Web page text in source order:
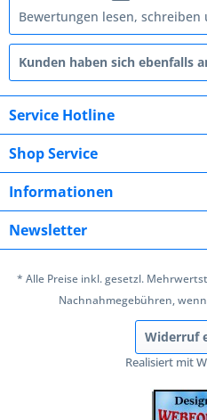
Bewertungen lesen,
Kunden haben sich ebenfalls
Service Hotline
Shop Service
Informationen
Newsletter
* Alle Preise inkl. gesetzl.
Nachnahmegebühren,
Widerruf
Realisiert mit